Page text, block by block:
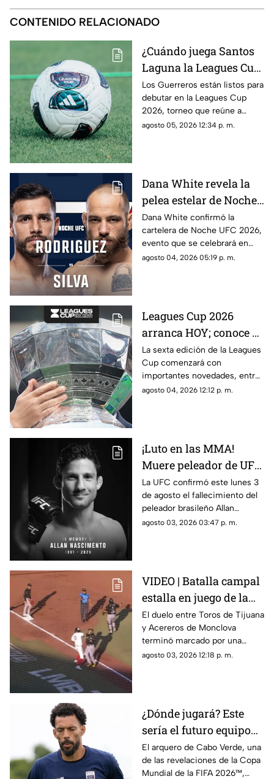
CONTENIDO RELACIONADO
¿Cuándo juega Santos
Laguna la Leagues Cup
2026, a qué hora y
contra quiénes?
Los Guerreros están listos para
debutar en la Leagues Cup
2026, torneo que reúne a
clubes de la Liga MX y la MLS.
agosto 05, 2026 12:34 p. m.
Dana White revela la
pelea estelar de Noche
UFC 2026; conoce la
cartelera completa
Dana White confirmó la
cartelera de Noche UFC 2026,
evento que se celebrará en
septiembre en Glendale,
agosto 04, 2026 05:19 p. m.
Leagues Cup 2026
arranca HOY; conoce el
nuevo formato,
partidos y horarios
La sexta edición de la Leagues
Cup comenzará con
importantes novedades, entre
ellas partidos disputados por
agosto 04, 2026 12:12 p. m.
¡Luto en las MMA!
Muere peleador de UFC
tras sufrir infarto
mientras dormía
La UFC confirmó este lunes 3
de agosto el fallecimiento del
peleador brasileño Allan
Nascimento, de la división de
agosto 03, 2026 03:47 p. m.
VIDEO | Batalla campal
estalla en juego de la
LMB; Danry Vásquez
recibe fuerte castigo
El duelo entre Toros de Tijuana
y Acereros de Monclova
terminó marcado por una
violenta bronca luego de que el
agosto 03, 2026 12:18 p. m.
¿Dónde jugará? Este
sería el futuro equipo
de Vozinha, portero de
Cabo Verde
El arquero de Cabo Verde, una
de las revelaciones de la Copa
Mundial de la FIFA 2026™,